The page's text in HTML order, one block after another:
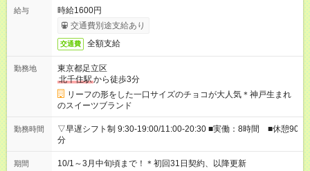
給与
時給1600円
交通費別途支給あり
交通費 全額支給
勤務地
東京都足立区
北千住駅から徒歩3分
リーフの形をした一口サイズのチョコが大人気＊神戸生まれ
のスイーツブランド
勤務時間
▽早遅シフト制 9:30-19:00/11:00-20:30 ■実働：8時間 ■休憩90
分
期間 10/1～3月中旬頃まで！＊初回31日契約、以降更新